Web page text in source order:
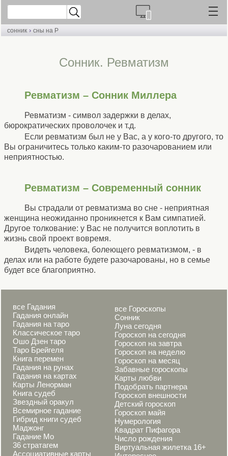
сонник › сны на Р
Cонник. Ревматизм
Ревматизм – Сонник Миллера
Ревматизм - символ задержки в делах,
бюрократических проволочек и т.д.
Если ревматизм был не у Вас, а у кого-то другого, то
Вы ограничитесь только каким-то разочарованием или
неприятностью.
Ревматизм – Современный сонник
Вы страдали от ревматизма во сне - неприятная
женщина неожиданно проникнется к Вам симпатией.
Другое толкование: у Вас не получится воплотить в
жизнь свой проект вовремя.
Видеть человека, болеющего ревматизмом, - в
делах или на работе будете разочарованы, но в семье
будет все благоприятно.
все Гадания
Гадания онлайн
Гадания на таро
Классическое таро
Ошо Дзен таро
Таро Брейгеля
Книга перемен
Гадания на рунах
Гадания на картах
Карты Ленорман
Книга судеб
Звездный оракул
Всемирное гадание
Гибрид книги судеб
Маджонг
Гадание Мо
36 стратагем
Ассоциативные карты
все Гороскопы
Сонник
Луна сегодня
Гороскоп на сегодня
Гороскоп на завтра
Гороскоп на неделю
Гороскоп на месяц
Забавные гороскопы
Карты любви
Подобрать партнера
Гороскоп внешности
Детский гороскоп
Гороскоп майя
Нумерология
Квадрат Пифагора
Число рождения
Виртуальная жилетка 16+